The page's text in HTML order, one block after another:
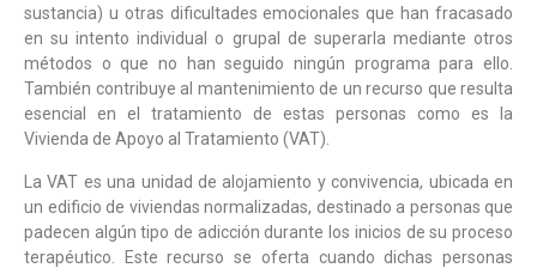
sustancia) u otras dificultades emocionales que han fracasado
en su intento individual o grupal de superarla mediante otros
métodos o que no han seguido ningún programa para ello.
También contribuye al mantenimiento de un recurso que resulta
esencial en el tratamiento de estas personas como es la
Vivienda de Apoyo al Tratamiento (VAT).
La VAT es una unidad de alojamiento y convivencia, ubicada en
un edificio de viviendas normalizadas, destinado a personas que
padecen algún tipo de adicción durante los inicios de su proceso
terapéutico. Este recurso se oferta cuando dichas personas